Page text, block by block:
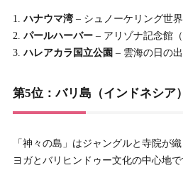
ハナウマ湾– シュノーケリング世界
パールハーバー– アリゾナ記念館（
ハレアカラ国立公園 – 雲海の日の出
第5位：バリ島（インドネシア）
「神々の島」はジャングルと寺院が
ヨガとバリヒンドゥー文化の中心地で